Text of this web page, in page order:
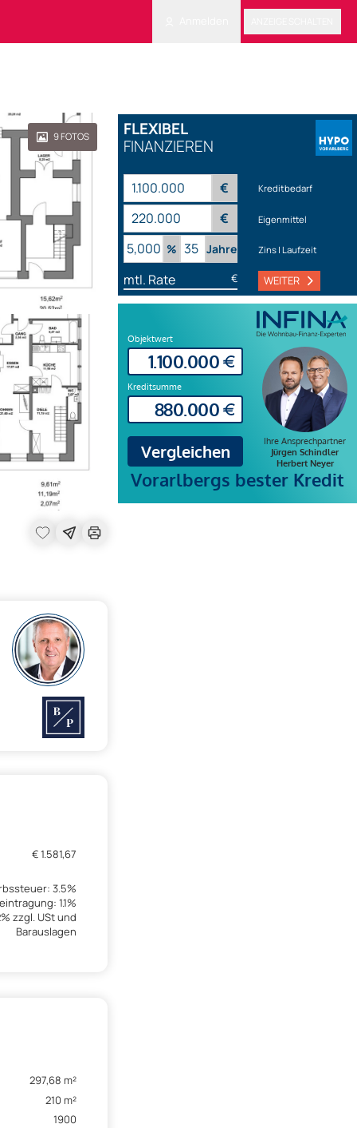
FLEXIBEL
FINANZIEREN
€ Kreditbedarf
€ Eigenmittel
% Jahre Zins | Laufzeit
mtl. Rate € WEITER
9FOTOS
€ 1.581,67
3.5%
1.1%
zzgl. USt und
Barauslagen
297,68 m²
210 m²
1900